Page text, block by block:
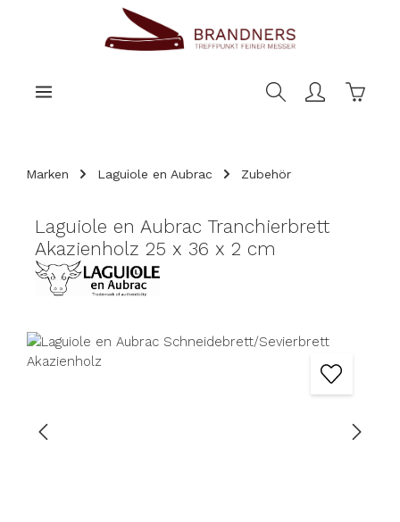
Marken Laguiole en Aubrac Zubehör
Laguiole en Aubrac Tranchierbrett
Akazienholz 25 x 36 x 2 cm
Bildergalerie überspringen